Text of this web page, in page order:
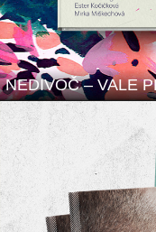
NEDIVOČ – VALE